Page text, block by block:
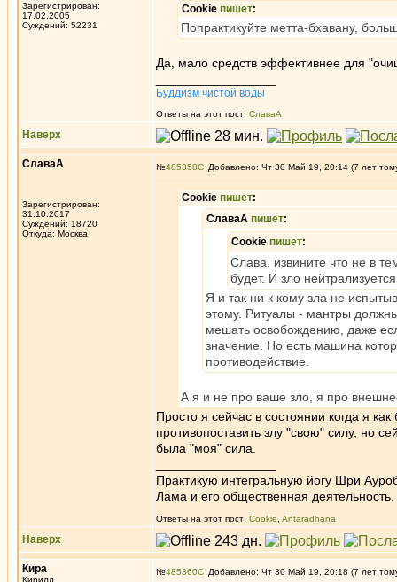
Зарегистрирован:
17.02.2005
Суждений: 52231
Cookie пишет:
Попрактикуйте метта-бхавану,
Да, мало средств эффективнее для
Буддизм чистой воды
Ответы на этот пост: СлаваА
Наверх
СлаваА
Зарегистрирован:
31.10.2017
Суждений: 18720
Откуда: Москва
№485358 Добавлено: Чт 30 Май 19, 20:14 (7 лет
Cookie пишет:
СлаваА пишет:
Cookie пишет:
Слава, извините что не в
будет. И зло
Я и так ни к кому зла не
этому. Ритуалы - мантры
мешать освобождению, даже
значение. Но есть машина
противодействие.
А я и не про ваше зло, я про
Просто я сейчас в состоянии когда я
противопоставить злу "свою" силу, но
была "моя" сила.
Практикую интегральную йогу Шри
Лама и его общественная деятельность.
Ответы на этот пост: Cookie Antaradhana
Наверх
Кира
Кирилл
№485360 Добавлено: Чт 30 Май 19, 20:18 (7 лет